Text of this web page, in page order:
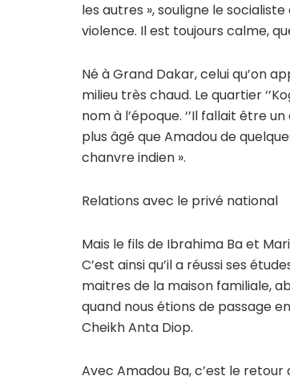
les autres », souligne le
violence. Il est toujours calme,
Né à Grand Dakar, celui qu’on
milieu très chaud. Le quartier
nom à l’époque. ‘’Il fallait être
plus âgé que Amadou de
chanvre indien ».
Relations avec le privé national
Mais le fils de Ibrahima Ba et
C’est ainsi qu’il a réussi ses
maitres de la maison familiale,
quand nous étions de passage
Cheikh Anta Diop.
Avec Amadou Ba, c’est le retour